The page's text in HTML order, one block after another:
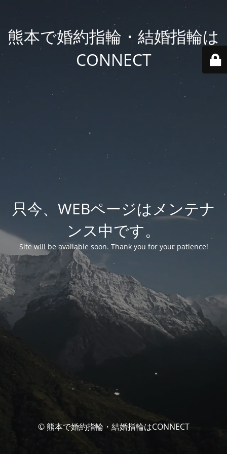
熊本で婚約指輪・結婚指輪は
CONNECT
只今、WEBページはメンテナ
ンス中です。
Site will be available soon. Thank you for your patience!
© 熊本で婚約指輪・結婚指輪はCONNECT